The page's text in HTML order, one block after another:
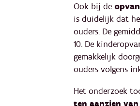
Ook bij de
is duidelijk dat
ouders. De
10. De
gemakkelijk
ouders volgens
Het onderzoek